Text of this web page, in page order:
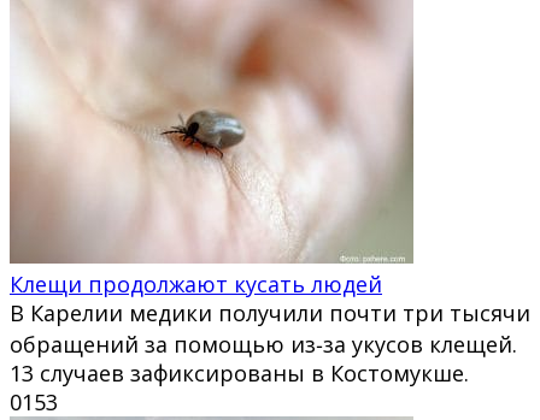
Клещи продолжают кусать людей
В Карелии медики получили почти три тысячи
обращений за помощью из‑за укусов клещей.
13 случаев зафиксированы в Костомукше.
0153